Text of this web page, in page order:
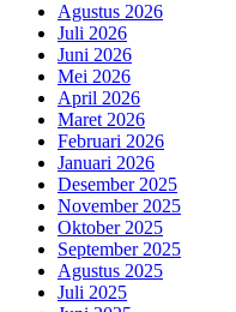
Agustus 2026
Juli 2026
Juni 2026
Mei 2026
April 2026
Maret 2026
Februari 2026
Januari 2026
Desember 2025
November 2025
Oktober 2025
September 2025
Agustus 2025
Juli 2025